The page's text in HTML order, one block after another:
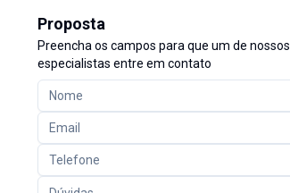
Proposta
Preencha os campos para que um de nossos
especialistas entre em contato